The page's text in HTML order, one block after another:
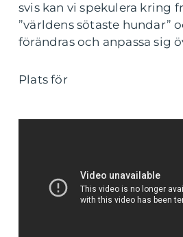
svis kan vi spekulera kring
”världens sötaste hundar”
förändras och anpassa sig
Plats för